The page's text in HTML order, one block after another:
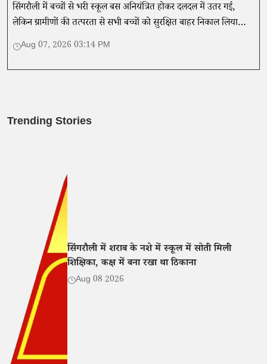
सिंगरौली में बच्चों से भरी स्कूल बस अनियंत्रित होकर दलदल में उतर गई,
लेकिन ग्रामीणों की तत्परता से सभी बच्चों को सुरक्षित बाहर निकाल लिया
गया।Aug 07, 2026 03:14 PM
Trending Stories
सिंगरौली में शराब के नशे में स्कूल में सोती मिली
शिक्षिका, कक्ष में बना रखा था ठिकाना
Aug 08 2026